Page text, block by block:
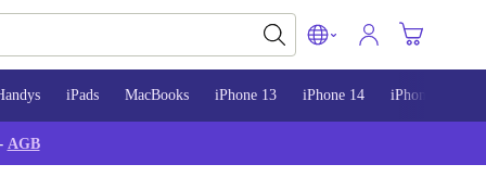
iPads MacBooks iPhone 13 iPhone 14 iPhone 15
AGB